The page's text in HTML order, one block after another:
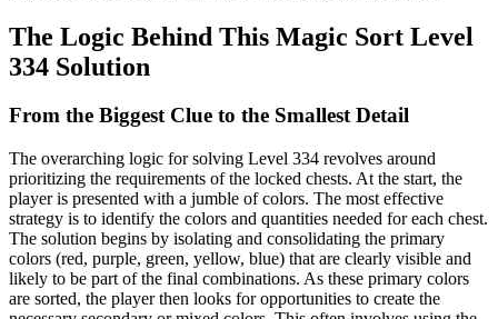
The Logic Behind This Magic Sort Level
334 Solution
From the Biggest Clue to the Smallest Detail
The overarching logic for solving Level 334 revolves around
prioritizing the requirements of the locked chests. At the start, the
player is presented with a jumble of colors. The most effective
strategy is to identify the colors and quantities needed for each chest.
The solution begins by isolating and consolidating the primary
colors (red, purple, green, yellow, blue) that are clearly visible and
likely to be part of the final combinations. As these primary colors
are sorted, the player then looks for opportunities to create the